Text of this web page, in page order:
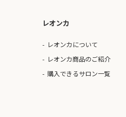
レオンカ
レオンカについて
レオンカ商品のご紹介
購入できるサロン一覧